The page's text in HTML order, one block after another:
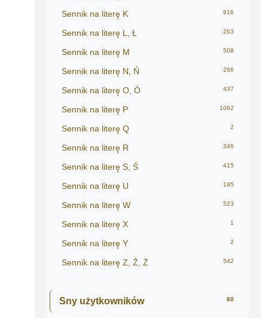
Sennik na literę K 916
Sennik na literę L, Ł 263
Sennik na literę M 508
Sennik na literę N, Ń 266
Sennik na literę O, Ó 437
Sennik na literę P 1062
Sennik na literę Q 2
Sennik na literę R 346
Sennik na literę S, Ś 415
Sennik na literę U 195
Sennik na literę W 523
Sennik na literę X 1
Sennik na literę Y 2
Sennik na literę Z, Ź, Ż 542
Sny użytkowników 60